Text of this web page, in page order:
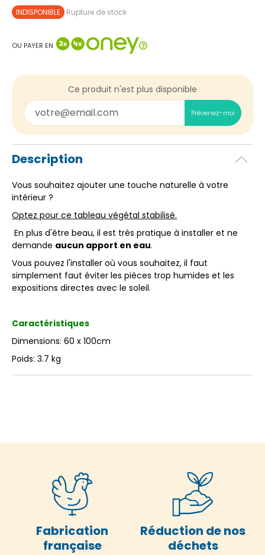
INDISPONIBLE Rupture de stock
OU PAYER EN
Ce produit n'est plus disponible
Prévenez-moi
Description
Vous souhaitez ajouter une touche naturelle à votre
intérieur ?
Optez pour ce tableau végétal stabilisé.
En plus d'être beau, il est très pratique à installer et ne
demande aucun apport en eau.
Vous pouvez l'installer où vous souhaitez, il faut
simplement faut éviter les pièces trop humides et les
expositions directes avec le soleil.
Caractéristiques
Dimensions: 60 x 100cm
Poids: 3.7 kg
Fabrication
française
Réduction de nos
déchets